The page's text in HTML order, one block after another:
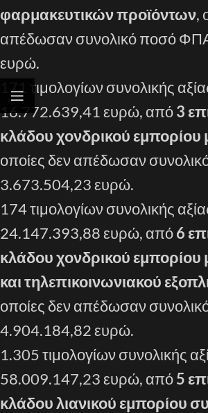
φαρμακευτικών προϊόντων,
απέδωσαν συνολικό ποσό
ευρώ.
171 τιμολογίων συνολικής
16.772.639,41 ευρώ, από3
κλάδου χονδρικού εμπορίου
οποίες δεν απέδωσαν
3.673.504,23 ευρώ.
174 τιμολογίων συνολικής
24.147.393,88 ευρώ, από6
κλάδου χονδρικού
και τηλεπικοινωνιακού
οποίες δεν απέδωσαν
4.904.184,82 ευρώ.
1.305 τιμολογίων συνολικής
58.009.147,23 ευρώ, από5
κλάδου λιανικού εμπορίου